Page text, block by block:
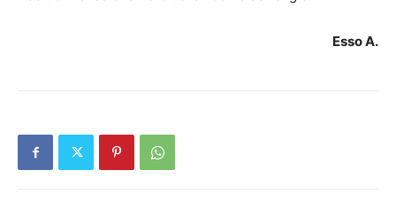
Esso A.